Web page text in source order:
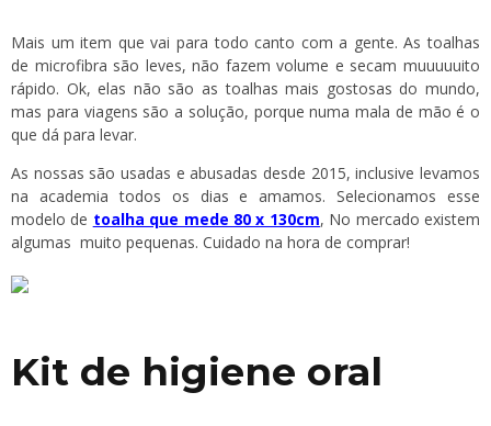
Mais um item que vai para todo canto com a gente. As toalhas
de microfibra são leves, não fazem volume e secam muuuuuito
rápido. Ok, elas não são as toalhas mais gostosas do mundo,
mas para viagens são a solução, porque numa mala de mão é o
que dá para levar.
As nossas são usadas e abusadas desde 2015, inclusive levamos
na academia todos os dias e amamos. Selecionamos esse
modelo de toalha que mede 80 x 130cm, No mercado existem
algumas muito pequenas. Cuidado na hora de comprar!
Kit de higiene oral